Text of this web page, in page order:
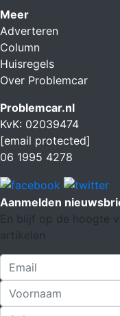
Meer
Adverteren
Column
Huisregels
Over Problemcar
Problemcar.nl
KvK: 02039474
[email protected]
06 1995 4278
Aanmelden
En blijf op de hoogte
artikelen